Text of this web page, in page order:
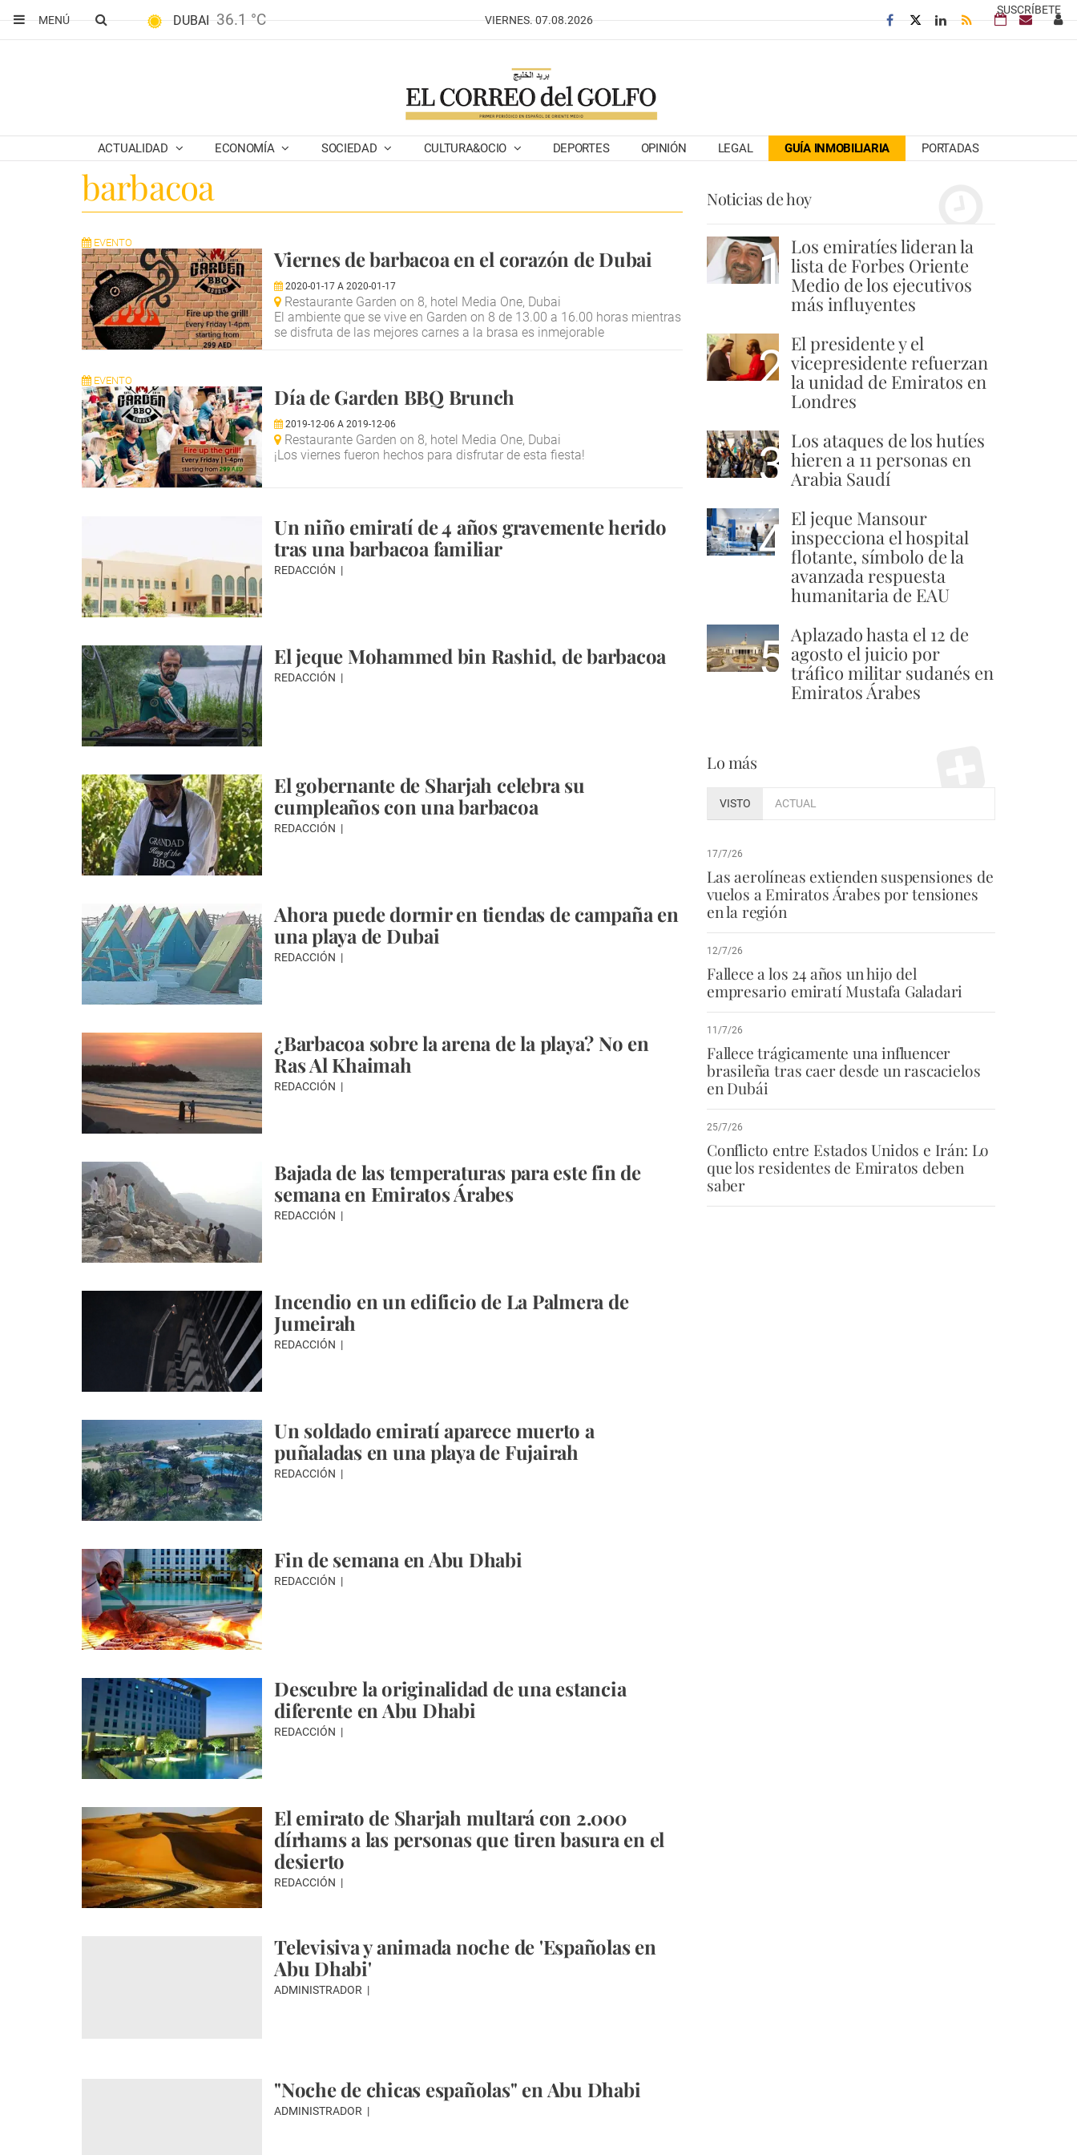
SUSCRÍBETE
MENÚ
DUBAI 36.1 °C VIERNES. 07.08.2026
ACTUALIDAD ECONOMÍA SOCIEDAD CULTURA&OCIO DEPORTES OPINIÓN LEGAL GUÍA INMOBILIARIA PORTADAS
barbacoa
EVENTO
Viernes de barbacoa en el corazón de Dubai
2020-01-17 A 2020-01-17
Restaurante Garden on 8, hotel Media One, Dubai
El ambiente que se vive en Garden on 8 de 13.00 a 16.00 horas mientras
se disfruta de las mejores carnes a la brasa es inmejorable
EVENTO
Día de Garden BBQ Brunch
2019-12-06 A 2019-12-06
Restaurante Garden on 8, hotel Media One, Dubai
¡Los viernes fueron hechos para disfrutar de esta fiesta!
Un niño emiratí de 4 años gravemente herido
tras una barbacoa familiar
REDACCIÓN
El jeque Mohammed bin Rashid, de barbacoa
REDACCIÓN
El gobernante de Sharjah celebra su
cumpleaños con una barbacoa
REDACCIÓN
Ahora puede dormir en tiendas de campaña en
una playa de Dubai
REDACCIÓN
¿Barbacoa sobre la arena de la playa? No en
Ras Al Khaimah
REDACCIÓN
Bajada de las temperaturas para este fin de
semana en Emiratos Árabes
REDACCIÓN
Incendio en un edificio de La Palmera de
Jumeirah
REDACCIÓN
Un soldado emiratí aparece muerto a
puñaladas en una playa de Fujairah
REDACCIÓN
Fin de semana en Abu Dhabi
REDACCIÓN
Descubre la originalidad de una estancia
diferente en Abu Dhabi
REDACCIÓN
El emirato de Sharjah multará con 2.000
dírhams a las personas que tiren basura en el
desierto
REDACCIÓN
Televisiva y animada noche de 'Españolas en
Abu Dhabi'
ADMINISTRADOR
"Noche de chicas españolas" en Abu Dhabi
ADMINISTRADOR
Noticias de hoy
1 Los emiratíes lideran la
lista de Forbes Oriente
Medio de los ejecutivos
más influyentes
2 El presidente y el
vicepresidente refuerzan
la unidad de Emiratos en
Londres
3 Los ataques de los hutíes
hieren a 11 personas en
Arabia Saudí
4 El jeque Mansour
inspecciona el hospital
flotante, símbolo de la
avanzada respuesta
humanitaria de EAU
5 Aplazado hasta el 12 de
agosto el juicio por
tráfico militar sudanés en
Emiratos Árabes
Lo más
VISTO ACTUAL
17/7/26
Las aerolíneas extienden suspensiones de
vuelos a Emiratos Árabes por tensiones
en la región
12/7/26
Fallece a los 24 años un hijo del
empresario emiratí Mustafa Galadari
11/7/26
Fallece trágicamente una influencer
brasileña tras caer desde un rascacielos
en Dubái
25/7/26
Conflicto entre Estados Unidos e Irán: Lo
que los residentes de Emiratos deben
saber